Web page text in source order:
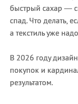
быстрый сахар —
спад. Что делать,
а текстиль уже
В 2026 году
покупок и
результатом.